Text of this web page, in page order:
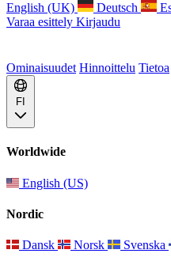
English (UK)
Deutsch
Varaa esittely Kirjaudu
Ominaisuudet Hinnoittelu Tietoa
FI
Worldwide
English (US)
Nordic
Dansk Norsk Svenska